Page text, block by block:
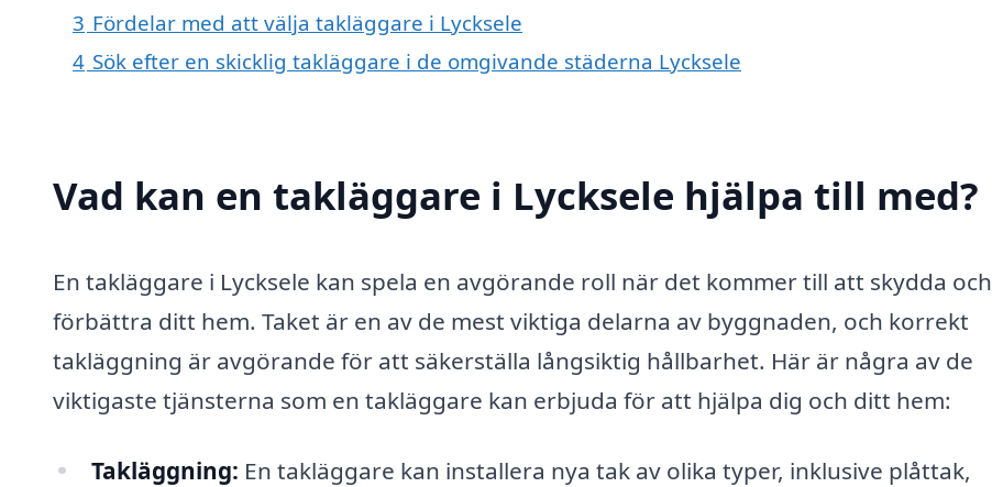
3 Fördelar med att välja takläggare i Lycksele
4 Sök efter en skicklig takläggare i de omgivande städerna Lycksele
Vad kan en takläggare i Lycksele hjälpa till med?
En takläggare i Lycksele kan spela en avgörande roll när det kommer till att skydda och
förbättra ditt hem. Taket är en av de mest viktiga delarna av byggnaden, och korrekt
takläggning är avgörande för att säkerställa långsiktig hållbarhet. Här är några av de
viktigaste tjänsterna som en takläggare kan erbjuda för att hjälpa dig och ditt hem:
Takläggning: En takläggare kan installera nya tak av olika typer, inklusive plåttak,